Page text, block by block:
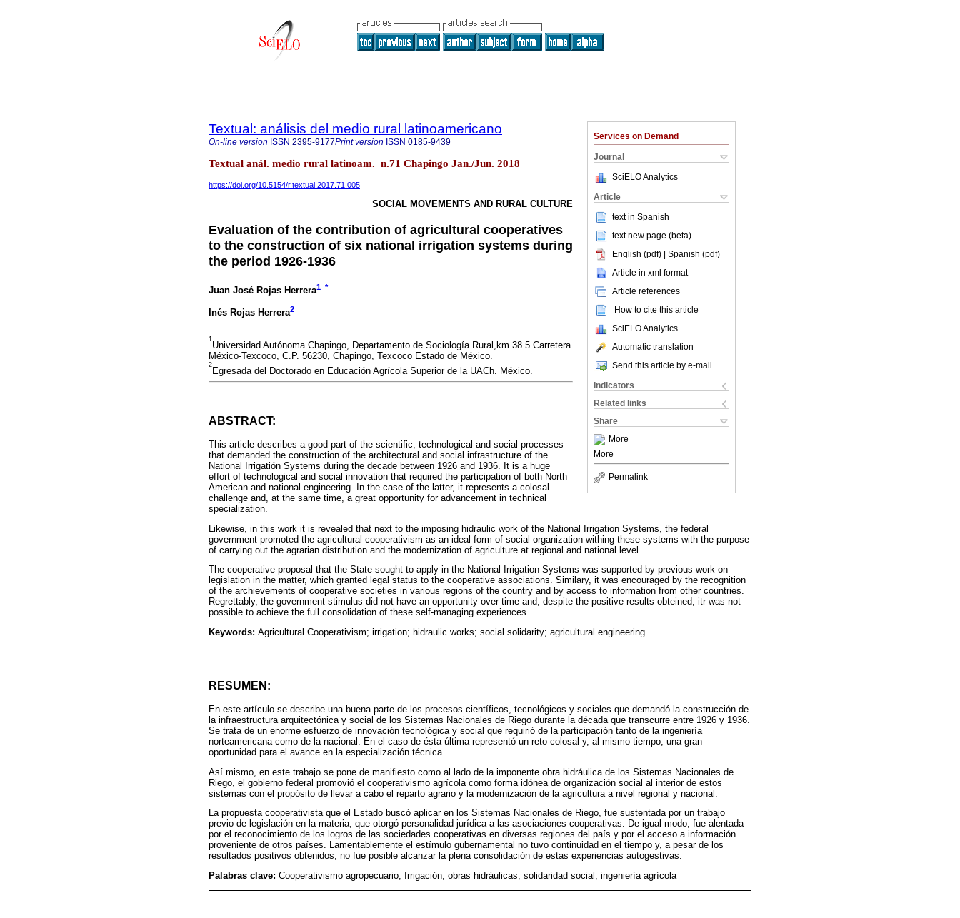
Services on Demand
Journal
SciELO Analytics
Article
text in Spanish
text new page (beta)
English (pdf) | Spanish (pdf)
Article in xml format
Article references
How to cite this article
SciELO Analytics
Automatic translation
Send this article by e-mail
Indicators
Related links
Share
More
More
Permalink
Textual: análisis del medio rural latinoamericano
On-line version ISSN 2395-9177Print version ISSN 0185-9439
Textual anál. medio rural latinoam. n.71 Chapingo Jan./Jun. 2018
https://doi.org/10.5154/r.textual.2017.71.005
SOCIAL MOVEMENTS AND RURAL CULTURE
Evaluation of the contribution of agricultural cooperatives
to the construction of six national irrigation systems during
the period 1926-1936
Juan José Rojas Herrera1 *
Inés Rojas Herrera2
1
Universidad Autónoma Chapingo, Departamento de Sociología Rural,km 38.5 Carretera
México-Texcoco, C.P. 56230, Chapingo, Texcoco Estado de México.
2
Egresada del Doctorado en Educación Agrícola Superior de la UACh. México.
ABSTRACT:
This article describes a good part of the scientific, technological and social processes
that demanded the construction of the architectural and social infrastructure of the
National Irrigatión Systems during the decade between 1926 and 1936. It is a huge
effort of technological and social innovation that required the participation of both North
American and national engineering. In the case of the latter, it represents a colosal
challenge and, at the same time, a great opportunity for advancement in technical
specialization.
Likewise, in this work it is revealed that next to the imposing hidraulic work of the National Irrigation Systems, the federal
government promoted the agricultural cooperativism as an ideal form of social organization withing these systems with the purpose
of carrying out the agrarian distribution and the modernization of agriculture at regional and national level.
The cooperative proposal that the State sought to apply in the National Irrigation Systems was supported by previous work on
legislation in the matter, which granted legal status to the cooperative associations. Similary, it was encouraged by the recognition
of the archievements of cooperative societies in various regions of the country and by access to information from other countries.
Regrettably, the government stimulus did not have an opportunity over time and, despite the positive results obteined, itr was not
possible to achieve the full consolidation of these self-managing experiences.
Keywords: Agricultural Cooperativism; irrigation; hidraulic works; social solidarity; agricultural engineering
RESUMEN:
En este artículo se describe una buena parte de los procesos científicos, tecnológicos y sociales que demandó la construcción de
la infraestructura arquitectónica y social de los Sistemas Nacionales de Riego durante la década que transcurre entre 1926 y 1936.
Se trata de un enorme esfuerzo de innovación tecnológica y social que requirió de la participación tanto de la ingeniería
norteamericana como de la nacional. En el caso de ésta última representó un reto colosal y, al mismo tiempo, una gran
oportunidad para el avance en la especialización técnica.
Así mismo, en este trabajo se pone de manifiesto como al lado de la imponente obra hidráulica de los Sistemas Nacionales de
Riego, el gobierno federal promovió el cooperativismo agrícola como forma idónea de organización social al interior de estos
sistemas con el propósito de llevar a cabo el reparto agrario y la modernización de la agricultura a nivel regional y nacional.
La propuesta cooperativista que el Estado buscó aplicar en los Sistemas Nacionales de Riego, fue sustentada por un trabajo
previo de legislación en la materia, que otorgó personalidad jurídica a las asociaciones cooperativas. De igual modo, fue alentada
por el reconocimiento de los logros de las sociedades cooperativas en diversas regiones del país y por el acceso a información
proveniente de otros países. Lamentablemente el estímulo gubernamental no tuvo continuidad en el tiempo y, a pesar de los
resultados positivos obtenidos, no fue posible alcanzar la plena consolidación de estas experiencias autogestivas.
Palabras clave: Cooperativismo agropecuario; Irrigación; obras hidráulicas; solidaridad social; ingeniería agrícola